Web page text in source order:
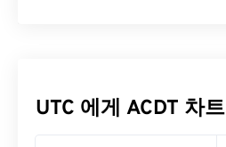
UTC 에게 ACDT 차트